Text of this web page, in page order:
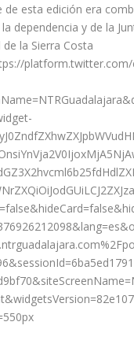
de esta edición era
dependencia y de la
la Sierra Costa